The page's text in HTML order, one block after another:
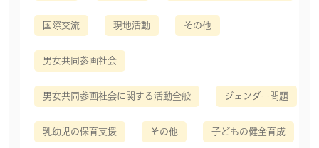
国際交流 現地活動 その他
男女共同参画社会
男女共同参画社会に関する活動全般 ジェンダー問題
乳幼児の保育支援 その他 子どもの健全育成